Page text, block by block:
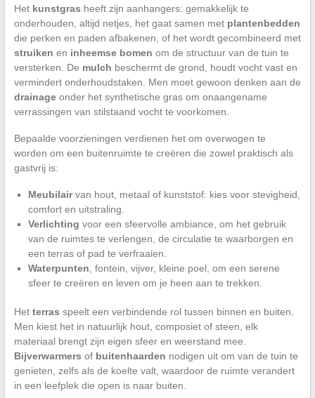
Het kunstgras heeft zijn aanhangers: gemakkelijk te
onderhouden, altijd netjes, het gaat samen met plantenbedden
die perken en paden afbakenen, of het wordt gecombineerd met
struiken en inheemse bomen om de structuur van de tuin te
versterken. De mulch beschermt de grond, houdt vocht vast en
vermindert onderhoudstaken. Men moet gewoon denken aan de
drainageonder het synthetische gras om onaangename
verrassingen van stilstaand vocht te voorkomen.
Bepaalde voorzieningen verdienen het om overwogen te
worden om een buitenruimte te creëren die zowel praktisch als
gastvrij is:
Meubilairvan hout, metaal of kunststof: kies voor stevigheid,
comfort en uitstraling.
Verlichting voor een sfeervolle ambiance, om het gebruik
van de ruimtes te verlengen, de circulatie te waarborgen en
een terras of pad te verfraaien.
Waterpunten , fontein, vijver, kleine poel, om een serene
sfeer te creëren en leven om je heen aan te trekken.
Het terras speelt een verbindende rol tussen binnen en buiten.
Men kiest het in natuurlijk hout, composiet of steen, elk
materiaal brengt zijn eigen sfeer en weerstand mee.
Bijverwarmers of buitenhaarden nodigen uit om van de tuin te
genieten, zelfs als de koelte valt, waardoor de ruimte verandert
in een leefplek die open is naar buiten.